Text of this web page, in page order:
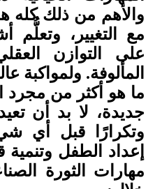
والأهم من ذلك كله
مع التغيير، وتعلُّم
على التوازن
ما هو أكثر من مجرد
جديدة، لا بد أن
وتكرارًا قبل أي
إعداد الطفل
مهارات الثورة